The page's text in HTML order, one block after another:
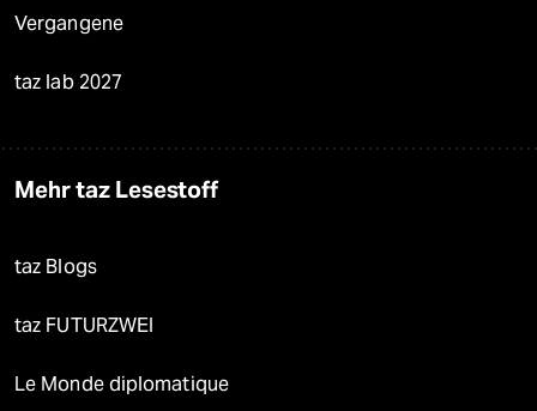
Vergangene
taz lab 2027
Mehr taz Lesestoff
taz Blogs
taz FUTURZWEI
Le Monde diplomatique